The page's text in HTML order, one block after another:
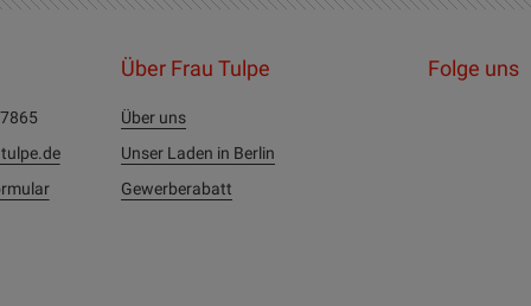
Über Frau Tulpe
Über uns
Unser Laden in Berlin
Gewerberabatt
Folge uns